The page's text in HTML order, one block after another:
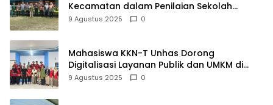
Kecamatan dalam Penilaian Sekolah
Mapaccing
9 Agustus 2025 0
Mahasiswa KKN-T Unhas Dorong
Digitalisasi Layanan Publik dan UMKM di
Desa Moncongloe
9 Agustus 2025 0